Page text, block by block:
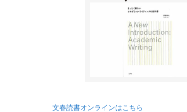
文春読書オンラインはこちら